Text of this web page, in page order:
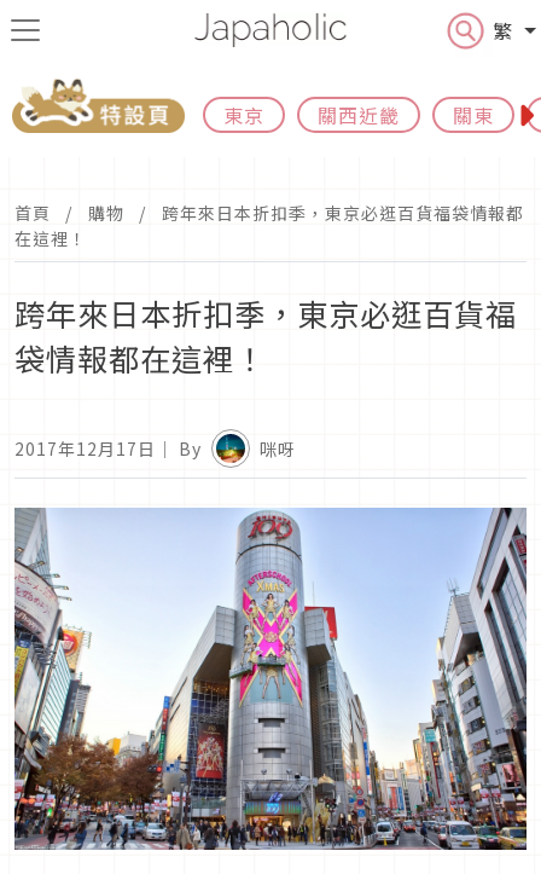
繁
東京 關西近畿 關東
首頁 購物
跨年來日本折扣季，東京必逛百貨福袋情報都
在這裡！
跨年來日本折扣季，東京必逛百貨福
袋情報都在這裡！
2017年12月17日 ｜ By 咪呀